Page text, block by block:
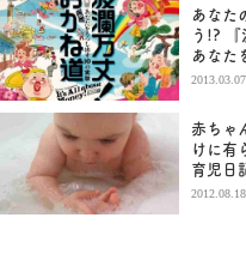
あなた
う!?
あなた
験』
2013.03.07
赤ちゃ
けに有
育児日
2012.08.18